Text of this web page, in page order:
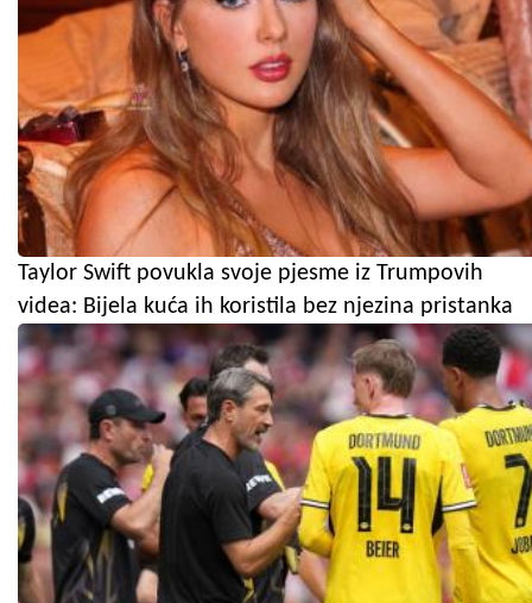
Taylor Swift povukla svoje pjesme iz Trumpovih
videa: Bijela kuća ih koristila bez njezina pristanka